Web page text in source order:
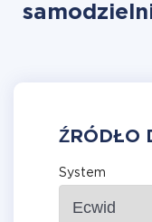
ŹRÓDŁO
System